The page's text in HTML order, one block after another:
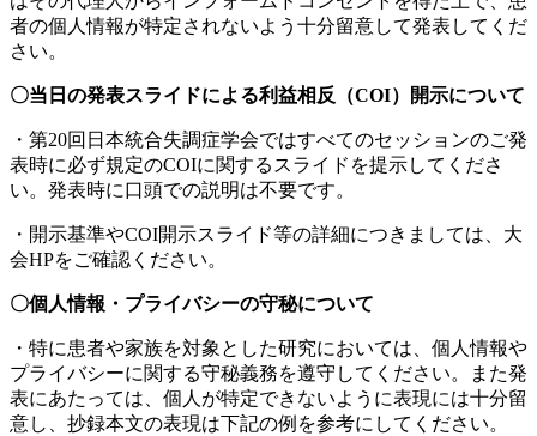
者の個人情報が特定されないよう十分留意して発表してくだ
さい。
〇当日の発表スライドによる利益相反（COI）開示について
・第20回日本統合失調症学会ではすべてのセッションのご発
表時に必ず規定のCOIに関するスライドを提示してくださ
い。発表時に口頭での説明は不要です。
・開示基準やCOI開示スライド等の詳細につきましては、大
会HPをご確認ください。
〇個人情報・プライバシーの守秘について
・特に患者や家族を対象とした研究においては、個人情報や
プライバシーに関する守秘義務を遵守してください。また発
表にあたっては、個人が特定できないように表現には十分留
意し、抄録本文の表現は下記の例を参考にしてください。